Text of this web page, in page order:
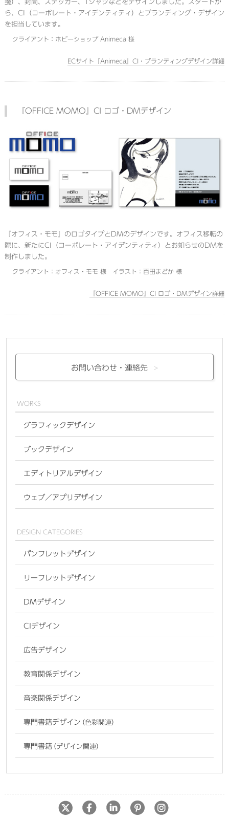
箋）、封筒、ステッカー、Tシャツなどをデザインしました。スタートか
ら、CI（コーポレート・アイデンティティ）とブランディング・デザイン
を担当しています。
クライアント：ホビーショップ Animeca 様
ECサイト『Animeca』CI・ブランディングデザイン詳細
『OFFICE MOMO』CI ロゴ・DMデザイン
『オフィス・モモ』のロゴタイプとDMのデザインです。オフィス移転の
際に、新たにCI（コーポレート・アイデンティティ）とお知らせのDMを
制作しました。
クライアント：オフィス・モモ 様 イラスト：百田まどか 様
『OFFICE MOMO』CI ロゴ・DMデザイン詳細
お問い合わせ・ 連絡先
WORKS
グラフィックデザイン
ブックデザイン
エディトリアルデザイン
ウェブ／アプリデザイン
DESIGN CATEGORIES
パンフレットデザイン
リーフレットデザイン
DMデザイン
CIデザイン
広告デザイン
教育関係デザイン
音楽関係デザイン
専門書籍デザイン（色彩関連）
専門書籍（デザイン関連）